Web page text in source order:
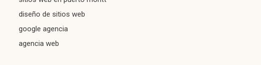
diseño de sitios web
google agencia
agencia web